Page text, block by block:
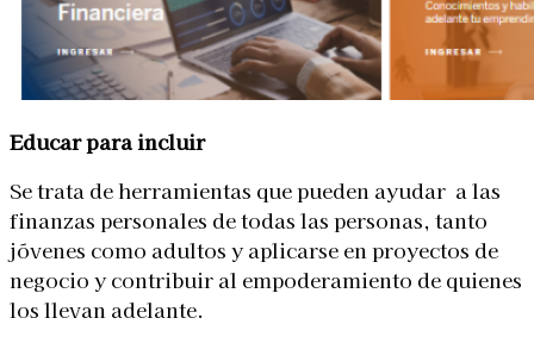
Educar para incluir
Se trata de herramientas que pueden ayudar a las
finanzas personales de todas las personas, tanto
jóvenes como adultos y aplicarse en proyectos de
negocio y contribuir al empoderamiento de quienes
los llevan adelante.